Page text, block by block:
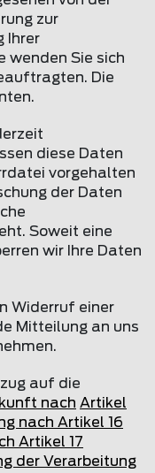
zur
Ihrer
wenden Sie sich
Die
diese Daten
vorgehalten
der Daten
Soweit eine
wir Ihre Daten
Widerruf einer
Mitteilung an uns
auf die
nach Artikel
nach Artikel 16
Artikel 17
der Verarbeitung